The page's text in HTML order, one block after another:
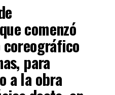
comenzó
para
a la obra